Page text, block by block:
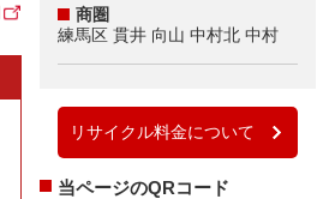
商圏
練馬区 貫井 向山 中村北 中村
リサイクル料金について
当ページのQRコード